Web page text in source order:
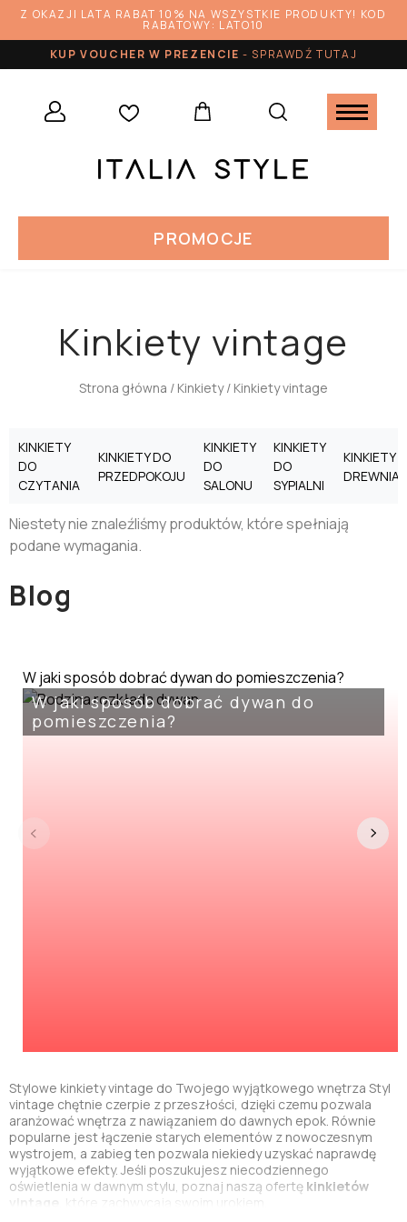
Z OKAZJI LATA RABAT 10% NA WSZYSTKIE PRODUKTY! KOD
RABATOWY: LATO10
KUP VOUCHER W PREZENCIE-SPRAWDŹ TUTAJ
PROMOCJE
Kinkiety vintage
Strona główna / Kinkiety/ Kinkiety vintage
KINKIETY
DO
CZYTANIA
KINKIETY DO
PRZEDPOKOJU
KINKIETY
DO
SALONU
KINKIETY
DO
SYPIALNI
KINKIETY
Niestety nie znaleźliśmy produktów, które spełniają
podane wymagania.
Blog
W jaki sposób dobrać dywan do pomieszczenia?
W jaki sposób dobrać dywan do
pomieszczenia?
Stylowe kinkiety vintage do Twojego wyjątkowego wnętrza Styl
vintage chętnie czerpie z przeszłości, dzięki czemu pozwala
aranżować wnętrza z nawiązaniem do dawnych epok. Równie
popularne jest łączenie starych elementów z nowoczesnym
wystrojem, a zabieg ten pozwala niekiedy uzyskać naprawdę
wyjątkowe efekty. Jeśli poszukujesz niecodziennego
oświetlenia w dawnym stylu, poznaj naszą ofertę kinkietów
vintage
, które zachwycają swoim urokiem.